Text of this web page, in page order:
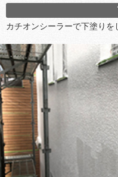
カチオンシーラーで下塗りを